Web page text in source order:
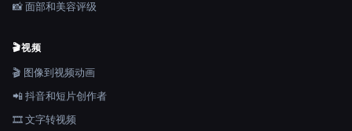
📸 面部和美容评级
🎬视频
🎬 图像到视频动画
📲 抖音和短片创作者
🎞️ 文字转视频